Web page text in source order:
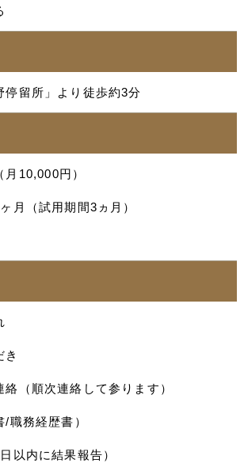
停留所」より徒歩約3分
10,000円）
月（試用期間3ヵ月）
（順次連絡して参ります）
務経歴書）
以内に結果報告）